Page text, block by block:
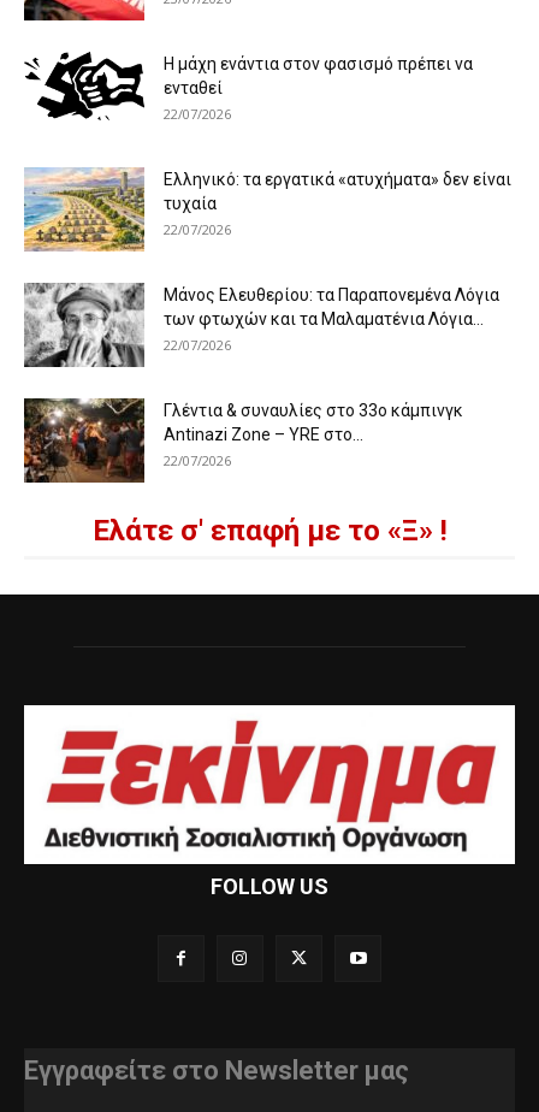
Η μάχη ενάντια στον φασισμό πρέπει να
ενταθεί
22/07/2026
Ελληνικό: τα εργατικά «ατυχήματα» δεν είναι
τυχαία
22/07/2026
Μάνος Ελευθερίου: τα Παραπονεμένα Λόγια
των φτωχών και τα Μαλαματένια Λόγια...
22/07/2026
Γλέντια & συναυλίες στο 33ο κάμπινγκ
Antinazi Zone – YRE στο...
22/07/2026
Ελάτε σ' επαφή με το «Ξ» !
FOLLOW US
Εγγραφείτε στο Newsletter μας